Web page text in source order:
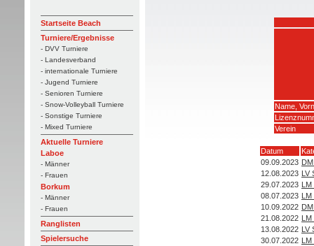
Startseite Beach
Turniere/Ergebnisse
- DVV Turniere
- Landesverband
- internationale Turniere
- Jugend Turniere
- Senioren Turniere
- Snow-Volleyball Turniere
- Sonstige Turniere
- Mixed Turniere
Aktuelle Turniere
Laboe
- Männer
- Frauen
Borkum
- Männer
- Frauen
Ranglisten
Spielersuche
Name,
Verein
Datum
09.09.2023
12.08.2023 LV
29.07.2023 LM
08.07.2023 LM
10.09.2022
21.08.2022 LM
13.08.2022 LV
30.07.2022 LM